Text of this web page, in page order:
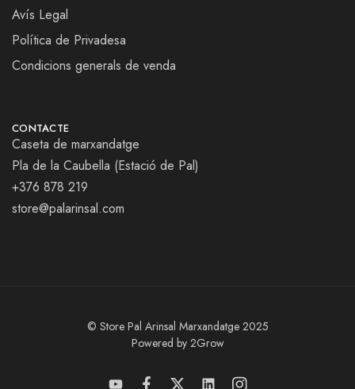
Avís Legal
Política de Privadesa
Condicions generals de venda
CONTACTE
Caseta de marxandatge
Pla de la Caubella (Estació de Pal)
+376 878 219
store@palarinsal.com
© Store Pal Arinsal Marxandatge 2025
Powered by 2Grow